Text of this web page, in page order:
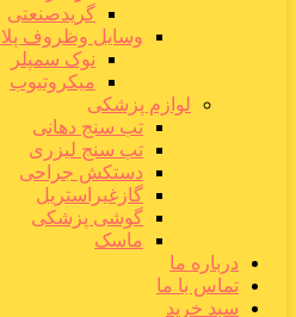
گریدصنعتی
وسایل وظروف
نوک سمپلر
میکروتیوب
لوازم پزشکی
تب سنج دهانی
تب سنج لیزری
دستکش جراحی
گازغیراستریل
گوشی پزشکی
ماسک
درباره ما
تماس با ما
سبد خرید